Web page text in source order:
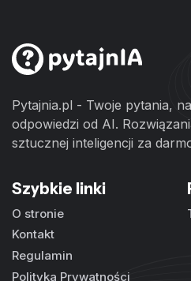
Pytajnia.pl - Twoje pytania,
odpowiedzi od AI.
sztucznej inteligencji za
Szybkie linki
O stronie
Kontakt
Regulamin
Polityka Prywatności